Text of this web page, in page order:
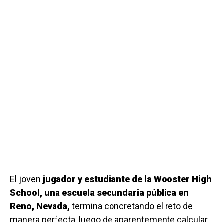
El joven jugador y estudiante de la Wooster High
School, una escuela secundaria pública en
Reno, Nevada, termina concretando el reto de
manera perfecta, luego de aparentemente calcular